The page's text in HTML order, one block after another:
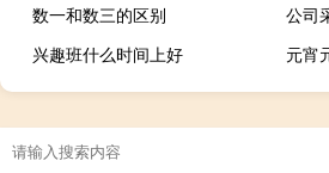
数一和数三的区别
公司
兴趣班什么时间上好
元宵
“枉负平生作男儿”的出处是哪里